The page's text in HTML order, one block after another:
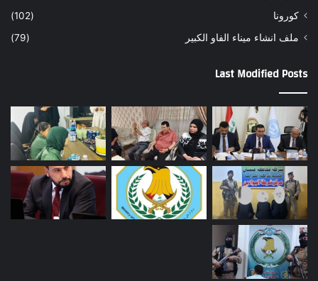
كورونا
(102)
ملف انشاء ميناء الفاو الكبير
(79)
Last Modified Posts